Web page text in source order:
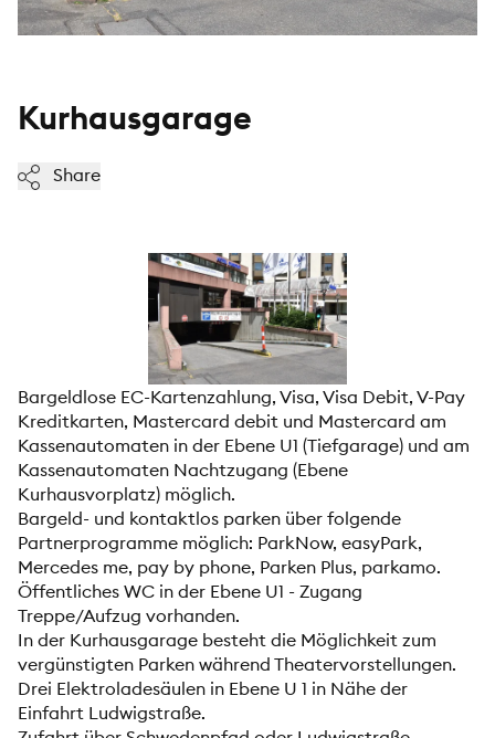
Kurhausgarage
Share
Bargeldlose EC-Kartenzahlung, Visa, Visa Debit, V-Pay
Kreditkarten, Mastercard debit und Mastercard am
Kassenautomaten in der Ebene U1 (Tiefgarage) und am
Kassenautomaten Nachtzugang (Ebene
Kurhausvorplatz) möglich.
Bargeld- und kontaktlos parken über folgende
Partnerprogramme möglich: ParkNow, easyPark,
Mercedes me, pay by phone, Parken Plus, parkamo.
Öffentliches WC in der Ebene U1 - Zugang
Treppe/Aufzug vorhanden.
In der Kurhausgarage besteht die Möglichkeit zum
vergünstigten Parken während Theatervorstellungen.
Drei Elektroladesäulen in Ebene U 1 in Nähe der
Einfahrt Ludwigstraße.